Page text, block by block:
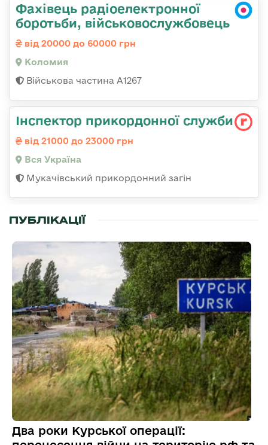
Фахівець радіоелектронної
боротьби, військовослужбовець
від 20000 до 60000 грн
Коломия
Військова частина А1267
Інспектор прикордонної служби
від 21000 до 23000 грн
Вся Україна
Мукачівський прикордонний загін
ПУБЛІКАЦІЇ
Два роки Курської операції: